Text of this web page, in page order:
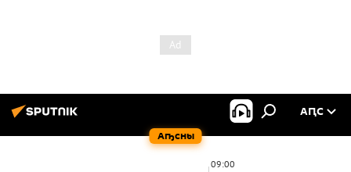
Аҧсны
АԤС
09:00